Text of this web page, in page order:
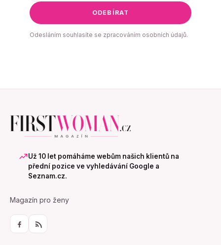
ODEBÍRAT
Odesláním souhlasíte se zpracováním osobních údajů.
Už 10 let pomáháme webům našich klientů na
přední pozice ve vyhledávání Google a
Seznam.cz.
Magazín pro ženy